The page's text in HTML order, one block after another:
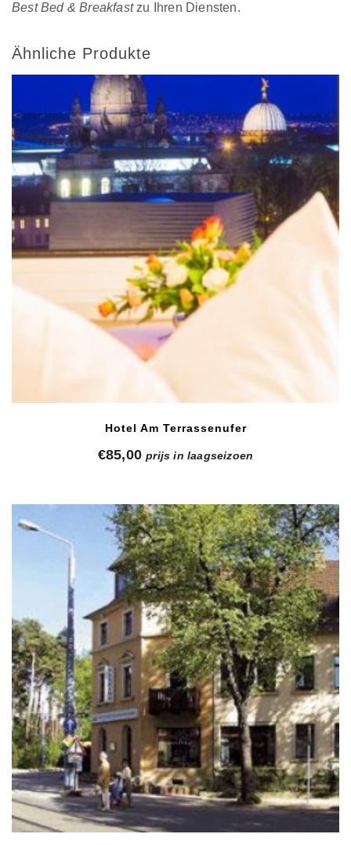
Best Bed & Breakfastzu Ihren Diensten.
Ähnliche Produkte
Hotel Am Terrassenufer
€85,00 prijs in laagseizoen